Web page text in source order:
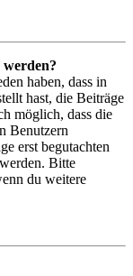
werden?
haben, dass in
hast, die Beiträge
möglich, dass die
Benutzern
erst begutachten
Bitte
du weitere